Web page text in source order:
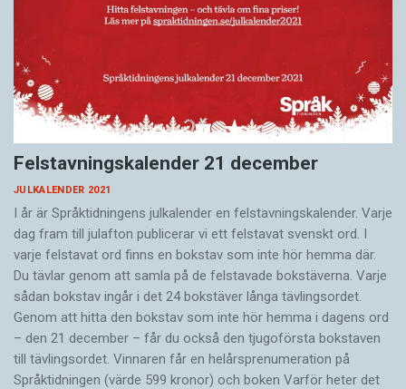
Felstavningskalender 21 december
JULKALENDER 2021
I år är Språktidningens julkalender en felstavningskalender. Varje
dag fram till julafton publicerar vi ett felstavat svenskt ord. I
varje felstavat ord finns en bokstav som inte hör hemma där.
Du tävlar genom att samla på de felstavade bokstäverna. Varje
sådan bokstav ingår i det 24 bokstäver långa tävlingsordet.
Genom att hitta den bokstav som inte hör hemma i dagens ord
– den 21 december – får du också den tjugoförsta bokstaven
till tävlingsordet. Vinnaren får en helårsprenumeration på
Språktidningen (värde 599 kronor) och boken Varför heter det